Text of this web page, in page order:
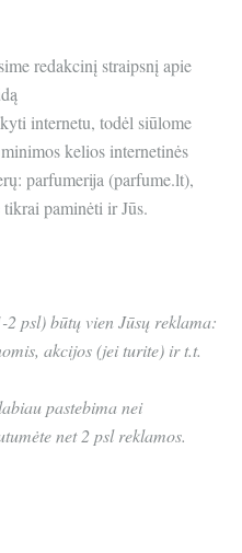
redakcinį straipsnį apie
internetu, todėl siūlome
kelios internetinės
parfumerija (parfume.lt),
paminėti ir Jūs.
psl) būtų vien Jūsų reklama:
akcijos (jei turite) ir t.t.
pastebima nei
net 2 psl reklamos.